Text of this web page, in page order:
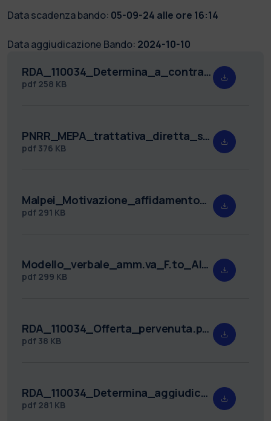
Data scadenza bando: 05-09-24 alle ore 16:14
Data aggiudicazione Bando: 2024-10-10
RDA_110034_Determina_a_contrarre_PNRR_Al_F.MA_DF_PROT..pdf
pdf 258 KB
PNRR_MEPA_trattativa_diretta_sotto40_RDA_110034.pdf
pdf 376 KB
Malpei_Motivazione_affidamento_diretto_membrana_task_832_signed_FM.pdf
pdf 291 KB
Modello_verbale_amm.va_F.to_Al_PROT.pdf
pdf 299 KB
RDA_110034_Offerta_pervenuta.pdf
pdf 38 KB
RDA_110034_Determina_aggiudicazione.f.to_DFpdf.pdf
pdf 281 KB